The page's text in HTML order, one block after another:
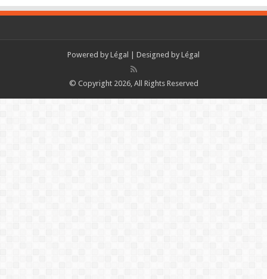
Powered by Légal | Designed by Légal
© Copyright 2026, All Rights Reserved